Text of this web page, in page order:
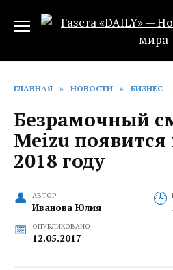
ГЛАВНАЯ » НОВОСТИ » БИЗНЕС
Безрамочный
Meizu
2018 году‍
АВТОР
Иванова Юлия
ОПУБЛИКОВАНО
12.05.2017